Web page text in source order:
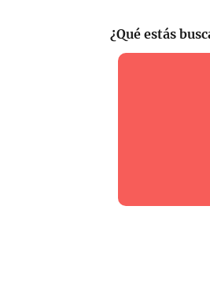
¿Qué estás